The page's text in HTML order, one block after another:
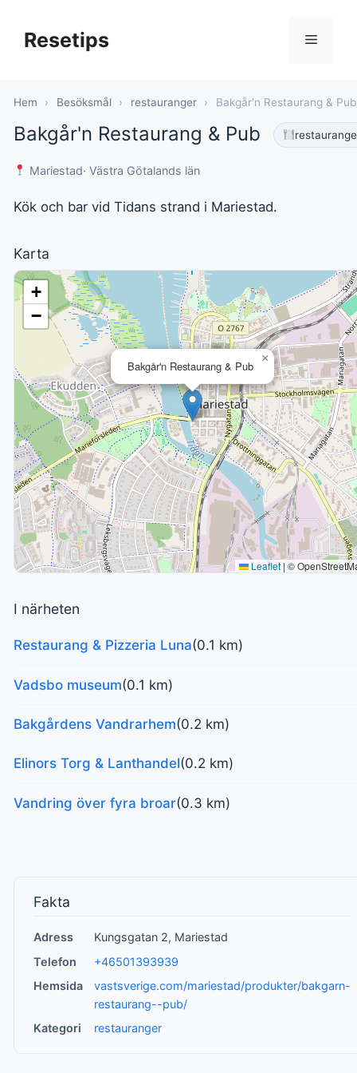
innehållResetips Meny
Hem › Besöksmål › restauranger › Bakgår'n Restaurang & Pub
Bakgår'n Restaurang & Pub
Mariestad· Västra Götalands län
Kök och bar vid Tidans strand i Mariestad.
Karta
Bakgår'n Restaurang & Pub
×
+
−
Leaflet | ©
I närheten
Restaurang & Pizzeria Luna(0.1 km)
Vadsbo museum(0.1 km)
Bakgårdens Vandrarhem(0.2 km)
Elinors Torg & Lanthandel(0.2 km)
Vandring över fyra broar(0.3 km)
Fakta
Adress
Kungsgatan 2, Mariestad
Telefon
+46501393939
Hemsida
vastsverige.com/mariestad/produkter/bakgarn-
restaurang--pub/
Kategori
restauranger